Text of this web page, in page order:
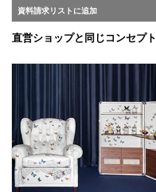
資料請求リストに追加
直営ショップと同じコンセプト